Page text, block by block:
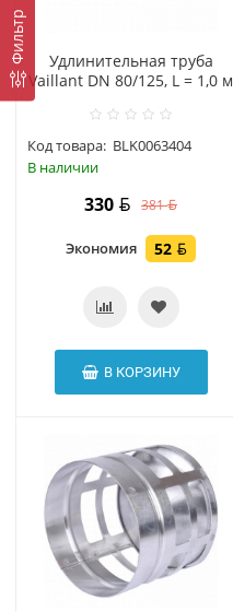
Фильтр
Удлинительная труба
Vaillant DN 80/125, L = 1,0 м
Код товара: BLK0063404
В наличии
330 381
Экономия 52
В КОРЗИНУ